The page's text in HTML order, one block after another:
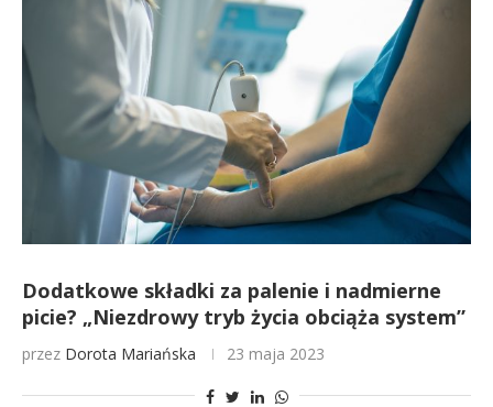
Dodatkowe składki za palenie i nadmierne
picie? „Niezdrowy tryb życia obciąża system”
przez Dorota Mariańska 23 maja 2023